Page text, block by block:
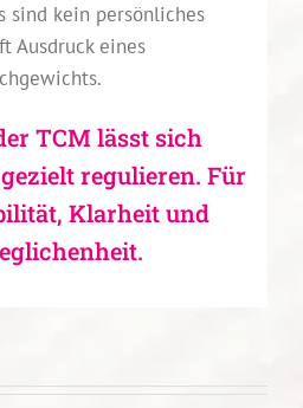
sind kein persönliches
Ausdruck eines
TCM lässt sich
regulieren. Für
Klarheit und